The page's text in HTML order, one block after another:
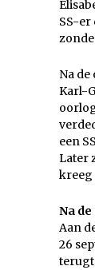
SS-er
Na
Karl-
een
Later
kreeg
Na
Aan
26